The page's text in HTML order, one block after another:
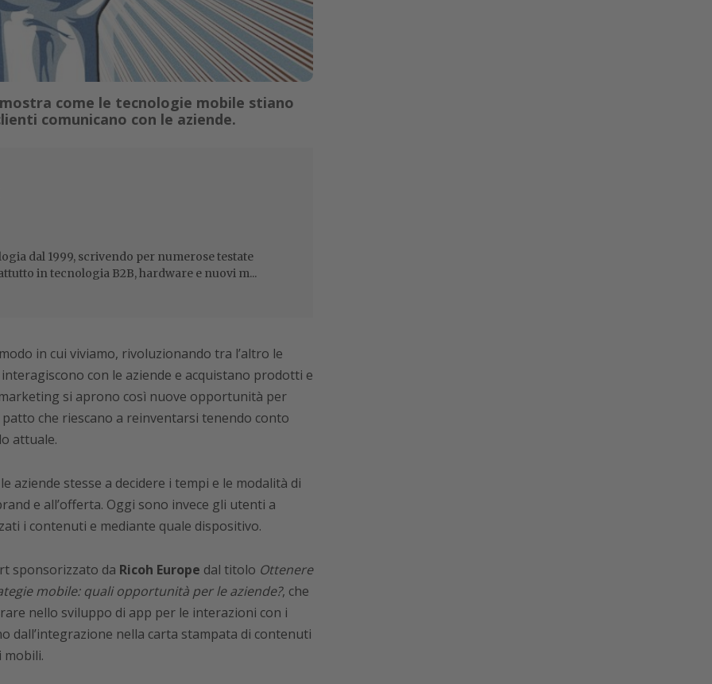
come le tecnologie mobile stiano
comunicano con le aziende.
dal 1999, scrivendo per numerose testate
in tecnologia B2B, hardware e nuovi m...
in cui viviamo, rivoluzionando tra l’altro le
con le aziende e acquistano prodotti e
si aprono così nuove opportunità per
che riescano a reinventarsi tenendo conto
attuale.
aziende stesse a decidere i tempi e le modalità di
e all’offerta. Oggi sono invece gli utenti a
i contenuti e mediante quale dispositivo.
sponsorizzato da Ricoh Europe dal titolo Ottenere
mobile: quali opportunità per le aziende?, che
nello sviluppo di app per le interazioni con i
dall’integrazione nella carta stampata di contenuti
mobili.